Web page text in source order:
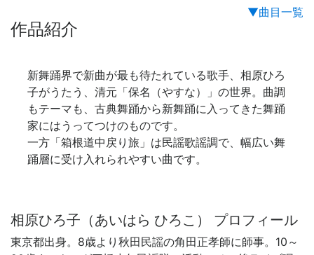
▼曲目一覧
作品紹介
新舞踊界で新曲が最も待たれている歌手、相原ひろ
子がうたう、清元「保名（やすな）」の世界。曲調
もテーマも、古典舞踊から新舞踊に入ってきた舞踊
家にはうってつけのものです。
一方「箱根道中戻り旅」は民謡歌謡調で、幅広い舞
踊層に受け入れられやすい曲です。
相原ひろ子（あいはら ひろこ） プロフィール
東京都出身。8歳より秋田民謡の角田正孝師に師事。10～